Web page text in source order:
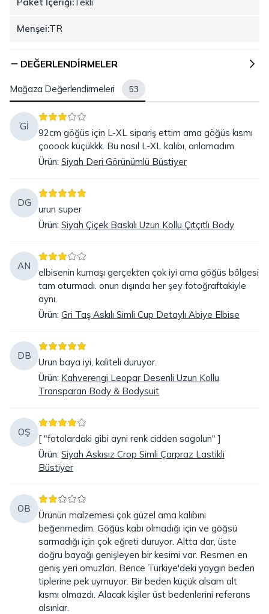
Menşei:TR
DEĞERLENDIRMELER
Mağaza Değerlendirmeleri 53
Gİ
92cm göğüs için L-XL sipariş ettim ama göğüs kısmı
çooook küçükkk. Bu nasıl L-XL kalıbı, anlamadım.
Ürün: Siyah Deri Görünümlü Büstiyer
DG
urun super
Ürün: Siyah Çiçek Baskılı Uzun Kollu Çıtçıtlı Body
AN
elbisenin kumaşı gerçekten çok iyi ama göğüs bölgesi
tam oturmadı. onun dışında her şey fotoğraftakiyle
aynı.
Ürün: Gri Taş Askılı Simli Cup Detaylı Abiye Elbise
DB
Urun baya iyi, kaliteli duruyor.
Ürün: Kahverengi Leopar Desenli Uzun Kollu
Transparan Body & Bodysuit
OŞ
[ "fotolardaki gibi ayni renk cidden sagolun" ]
Ürün: Siyah Askısız Crop Simli Çarpraz Lastikli
Büstiyer
OB
Ürünün malzemesi çok güzel ama kalıbını
beğenmedim. Göğüs kabı olmadığı için ve göğsü
sarmadığı için çok eğreti duruyor. Altta dar, üste
doğru bayağı genişleyen bir kesimi var. Resmen en
geniş yeri omuzları. Bence Türkiye'deki yaygın beden
tiplerine pek uymuyor. Bir beden küçük alsam alt
kısmı olmazdı. Alacak kişiler üst bedenlerini referans
alsınlar.